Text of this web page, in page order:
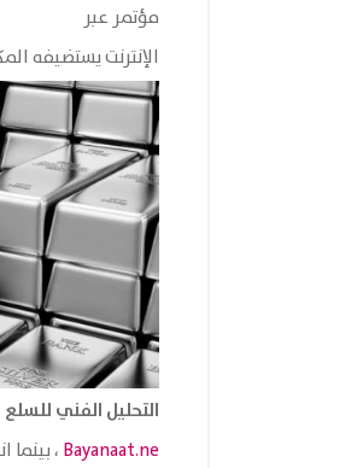
مؤتمر عبر
الإنترنت يستضيفه
التحليل الفني للسلع
Bayanaat.ne ،